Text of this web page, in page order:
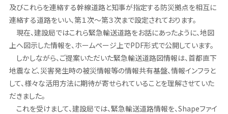
及びこれらを連絡する幹線道路と知事が指定する防災拠点を相互に
連絡する道路をいい、第１次～第３次まで設定されております。
現在、建設局ではこれら緊急輸送道路をお話にあったように、地図
上へ図示した情報を、ホームページ上でPDF形式で公開しています。
しかしながら、ご提案いただいた緊急輸送道路図情報は、首都直下
地震など、災害発生時の被災情報等の情報共有基盤、情報インフラと
して、様々な活用方法に期待が寄せられていることを理解させていた
だきました。
これを受けまして、建設局では、緊急輸送道路情報を、Shapeファイ